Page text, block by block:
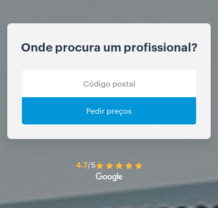
Onde procura um profissional?
Pedir preços
4.7/5